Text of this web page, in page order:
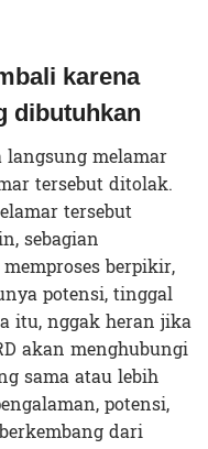
karena
dibutuhkan
melamar
tersebut ditolak.
tersebut
sebagian
berpikir,
potensi, tinggal
itu, nggak heran jika
akan menghubungi
sama atau lebih
potensi,
dari